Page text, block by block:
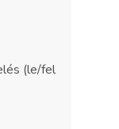
(le/fel